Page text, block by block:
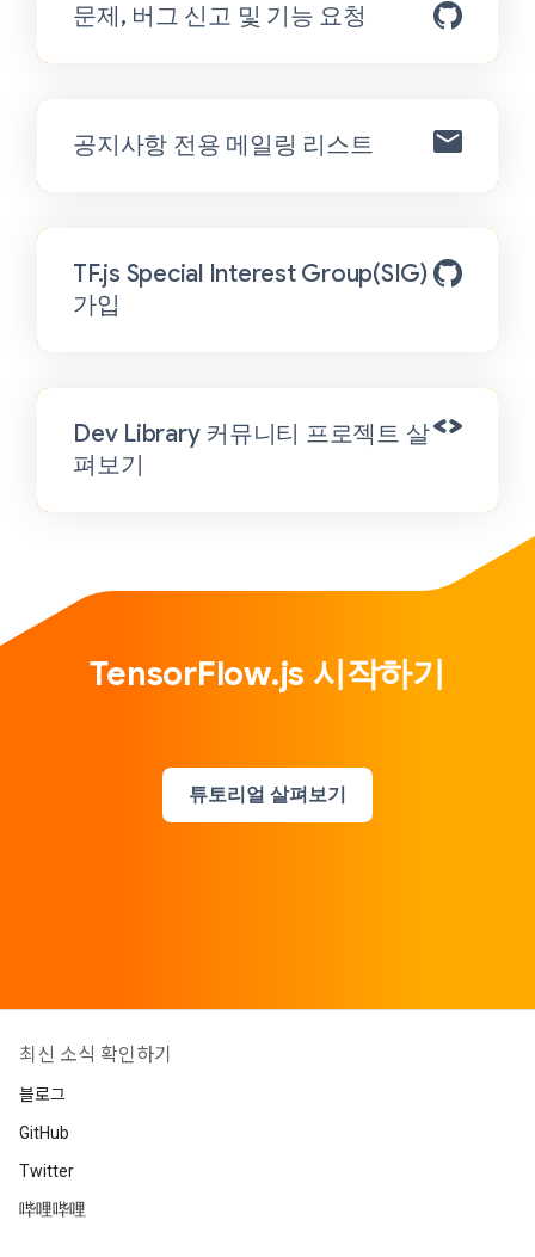
문제, 버그 신고 및 기능 요청
공지사항 전용 메일링 리스트
TF.js Special Interest Group(SIG)
가입
Dev Library 커뮤니티 프로젝트 살
펴보기
TensorFlow.js 시작하기
튜토리얼 살펴보기
최신 소식 확인하기
블로그
GitHub
Twitter
哔哩哔哩